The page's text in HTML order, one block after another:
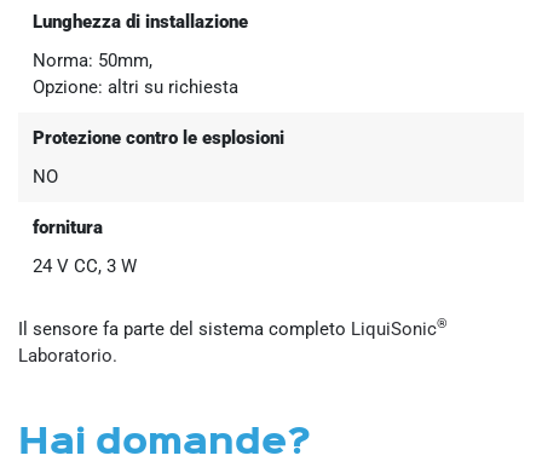
Lunghezza di installazione
Norma: 50mm,
Opzione: altri su richiesta
Protezione contro le esplosioni
NO
fornitura
24 V CC, 3 W
Il sensore fa parte del sistema completo LiquiSonic®
Laboratorio.
Hai domande?